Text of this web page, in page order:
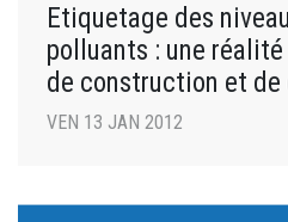
Etiquetage des
polluants : une
de construction et de
VEN 13 JAN 2012